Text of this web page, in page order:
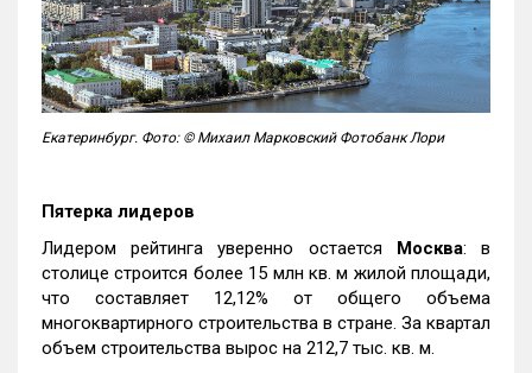
Екатеринбург. Фото: © Михаил Марковский Фотобанк Лори
Пятерка лидеров
Лидером рейтинга уверенно остается Москва: в
столице строится более 15 млн кв. м жилой площади,
что составляет 12,12% от общего объема
многоквартирного строительства в стране. За квартал
объем строительства вырос на 212,7 тыс. кв. м.